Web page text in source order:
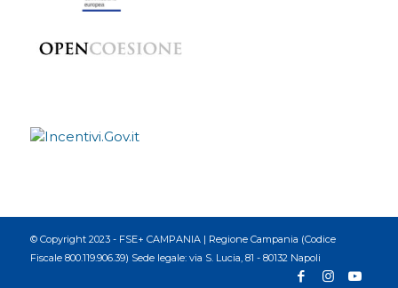
© Copyright 2023 - FSE+ CAMPANIA | Regione Campania (Codice
Fiscale 800.119.906.39) Sede legale: via S. Lucia, 81 - 80132 Napoli